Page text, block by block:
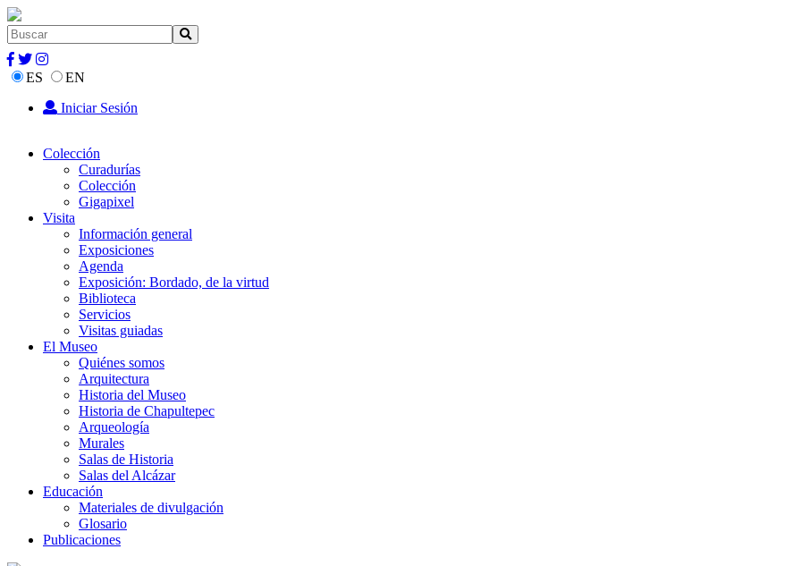
ES
EN
Iniciar Sesión
Colección
Curadurías
Colección
Gigapixel
Visita
Información general
Exposiciones
Agenda
Exposición: Bordado, de la virtud
Biblioteca
Servicios
Visitas guiadas
El Museo
Quiénes somos
Arquitectura
Historia del Museo
Historia de Chapultepec
Arqueología
Murales
Salas de Historia
Salas del Alcázar
Educación
Materiales de divulgación
Glosario
Publicaciones